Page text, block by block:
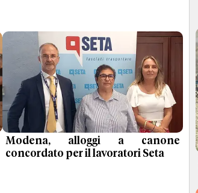
Modena, alloggi a canone
concordato per il lavoratori Seta